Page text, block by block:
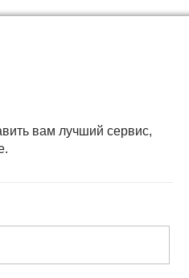
вам лучший сервис,